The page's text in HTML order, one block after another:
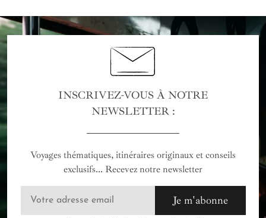
INSCRIVEZ-VOUS À NOTRE
NEWSLETTER :
Voyages thématiques, itinéraires originaux et conseils
exclusifs... Recevez notre newsletter
Je m'abonne